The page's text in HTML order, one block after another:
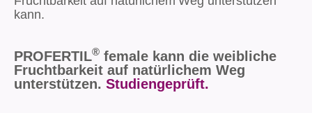
kann.
PROFERTIL® female kann die weibliche
Fruchtbarkeit auf natürlichem Weg
unterstützen. Studiengeprüft.